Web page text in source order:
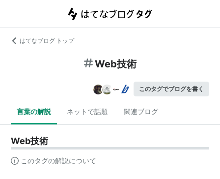
はてなブログ トップ
Web技術
このタグでブログを書く
言葉の解説 ネットで話題 関連ブログ
Web技術
このタグの解説について